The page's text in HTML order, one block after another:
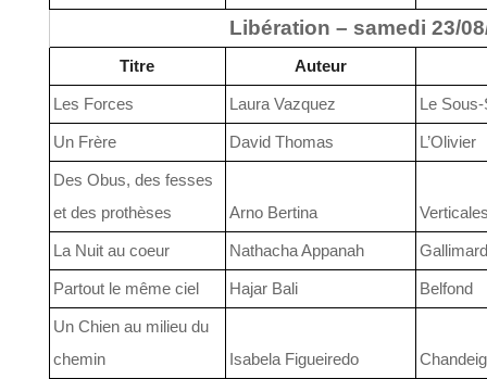
Libération – samedi 23/
Titre Auteur
Les Forces Laura Vazquez Le
Un Frère David Thomas L’Olivier
Des Obus, des fesses
et des prothèses
Arno Bertina
La Nuit au coeur Nathacha Appanah Gallimard
Partout le même ciel Hajar Bali Belfond
Un Chien au milieu du
chemin
Isabela Figueiredo